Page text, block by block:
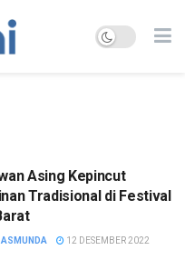
Asing Kepincut
Tradisional di Festival
ASMUNDA 12 DESEMBER 2022